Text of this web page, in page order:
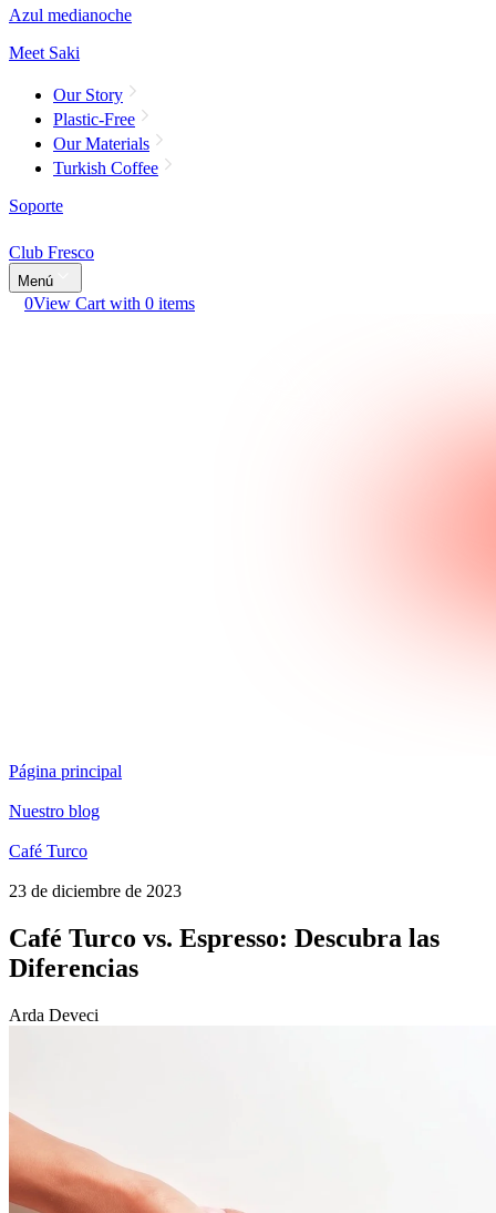
Azul medianoche
Meet Saki
Our Story
Plastic-Free
Our Materials
Turkish Coffee
Soporte
Club Fresco
Menú
0View Cart with 0 items
Página principal
Nuestro blog
Café Turco
23 de diciembre de 2023
Café Turco vs. Espresso: Descubra las
Diferencias
Arda Deveci